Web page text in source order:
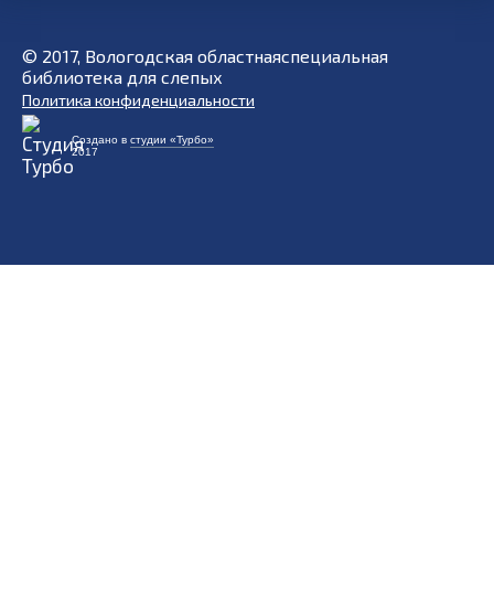
© 2017, Вологодская областнаяспециальная
библиотека для слепых
Политика конфиденциальности
Создано в студии «Турбо»
2017